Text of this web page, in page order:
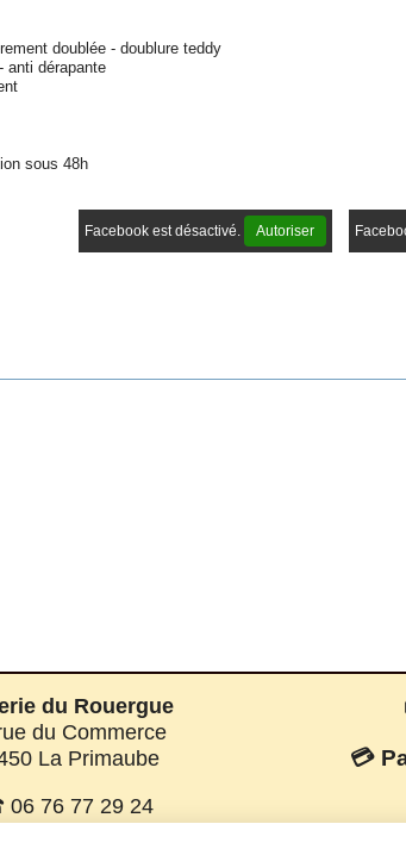
doublée - doublure teddy
anti dérapante
sous 48h
Facebook est désactivé. Autoriser
du Rouergue
du Commerce
La Primaube
76 77 29 24
💳